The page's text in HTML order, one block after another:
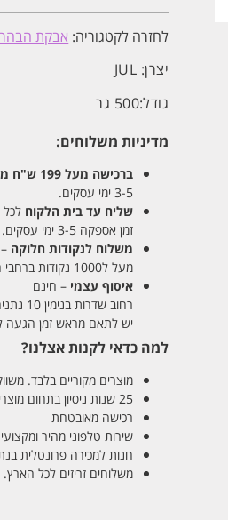
לחזרה לקטגוריה: אבקת
יצרן: JUL
גודל:500 גר
מדיניות משלוחים:
ברכישה מעל 199 ש"ח
3-5 ימי עסקים.
שליח עד בית הלקוח לכל
זמן אספקה 3-5 ימי עסקים.
משלוח לנקודות חלוקה – 13 ש"ח
מעל ל1000 נקודות ברחבי הארץ. זמן אספקה 5-8 ימי עסקים.
איסוף עצמי – חינם
רחוב שדרות בנימין 10 נתניה/ רחוב פנקס 12 נתניה – לבחירתכם
יש לתאם מראש זמן הגעה לאיסוף
למה כדאי לקנות אצלנו?
מוצרים מקוריים בלבד.
25 שנות ניסיון בתחום מוצרי השיער והטיפוח
רכישה מאובטחת
שירות טלפוני מהיר
חנות למכירה פרונטלית
משלוחים זריזים לכל הארץ.